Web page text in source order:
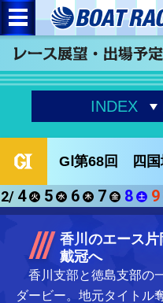
INDEX
GⅠ第68回 四国
2/ 4 5 6 7 8 9
香川のエース
戴冠へ
香川支部と徳島支部の
ダービー。地元タイトル